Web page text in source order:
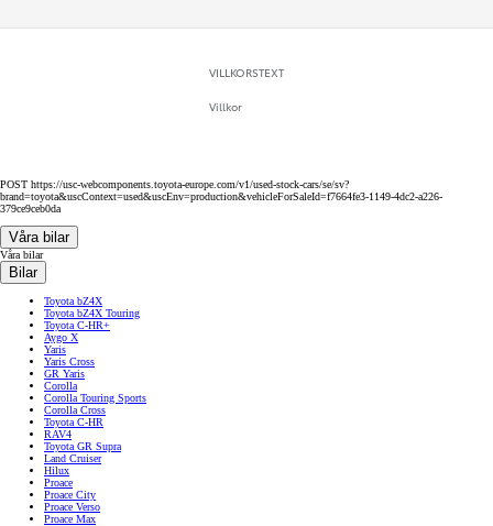
VILLKORSTEXT
Villkor
POST https://usc-webcomponents.toyota-europe.com/v1/used-stock-cars/se/sv?
brand=toyota&uscContext=used&uscEnv=production&vehicleForSaleId=f7664fe3-1149-4dc2-a226-
379ce9ceb0da
Våra bilar
Våra bilar
Bilar
Toyota bZ4X
Toyota bZ4X Touring
Toyota C-HR+
Aygo X
Yaris
Yaris Cross
GR Yaris
Corolla
Corolla Touring Sports
Corolla Cross
Toyota C-HR
RAV4
Toyota GR Supra
Land Cruiser
Hilux
Proace
Proace City
Proace Verso
Proace Max